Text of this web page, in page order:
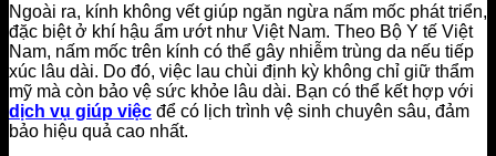
Ngoài ra, kính không vết giúp ngăn ngừa nấm mốc phát triển,
đặc biệt ở khí hậu ẩm ướt như Việt Nam. Theo Bộ Y tế Việt
Nam, nấm mốc trên kính có thể gây nhiễm trùng da nếu tiếp
xúc lâu dài. Do đó, việc lau chùi định kỳ không chỉ giữ thẩm
mỹ mà còn bảo vệ sức khỏe lâu dài. Bạn có thể kết hợp với
dịch vụ giúp việc để có lịch trình vệ sinh chuyên sâu, đảm
bảo hiệu quả cao nhất.